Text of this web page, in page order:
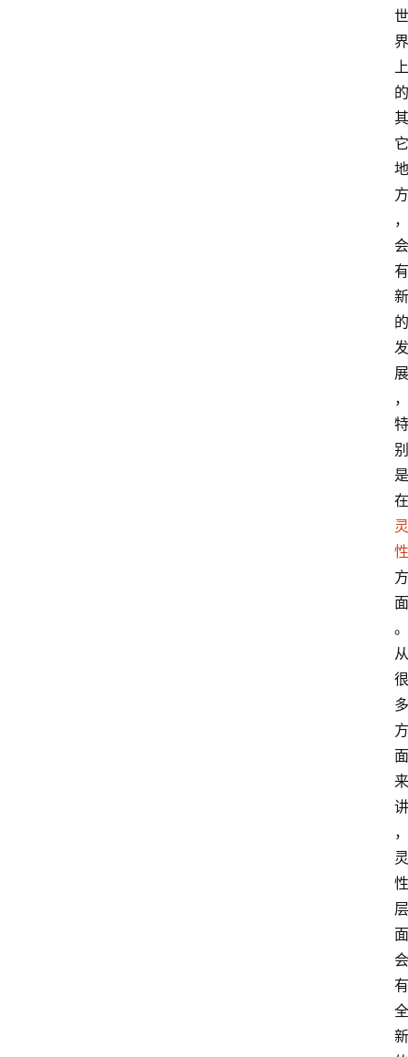
世
界
上
的
其
它
地
方
，
会
有
新
的
发
展
，
特
别
是
在
灵
性
方
面
。
从
很
多
方
面
来
讲
，
灵
性
层
面
会
有
全
新